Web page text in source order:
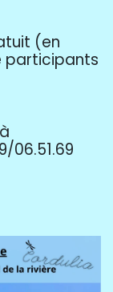
(en
participants
06.51.69